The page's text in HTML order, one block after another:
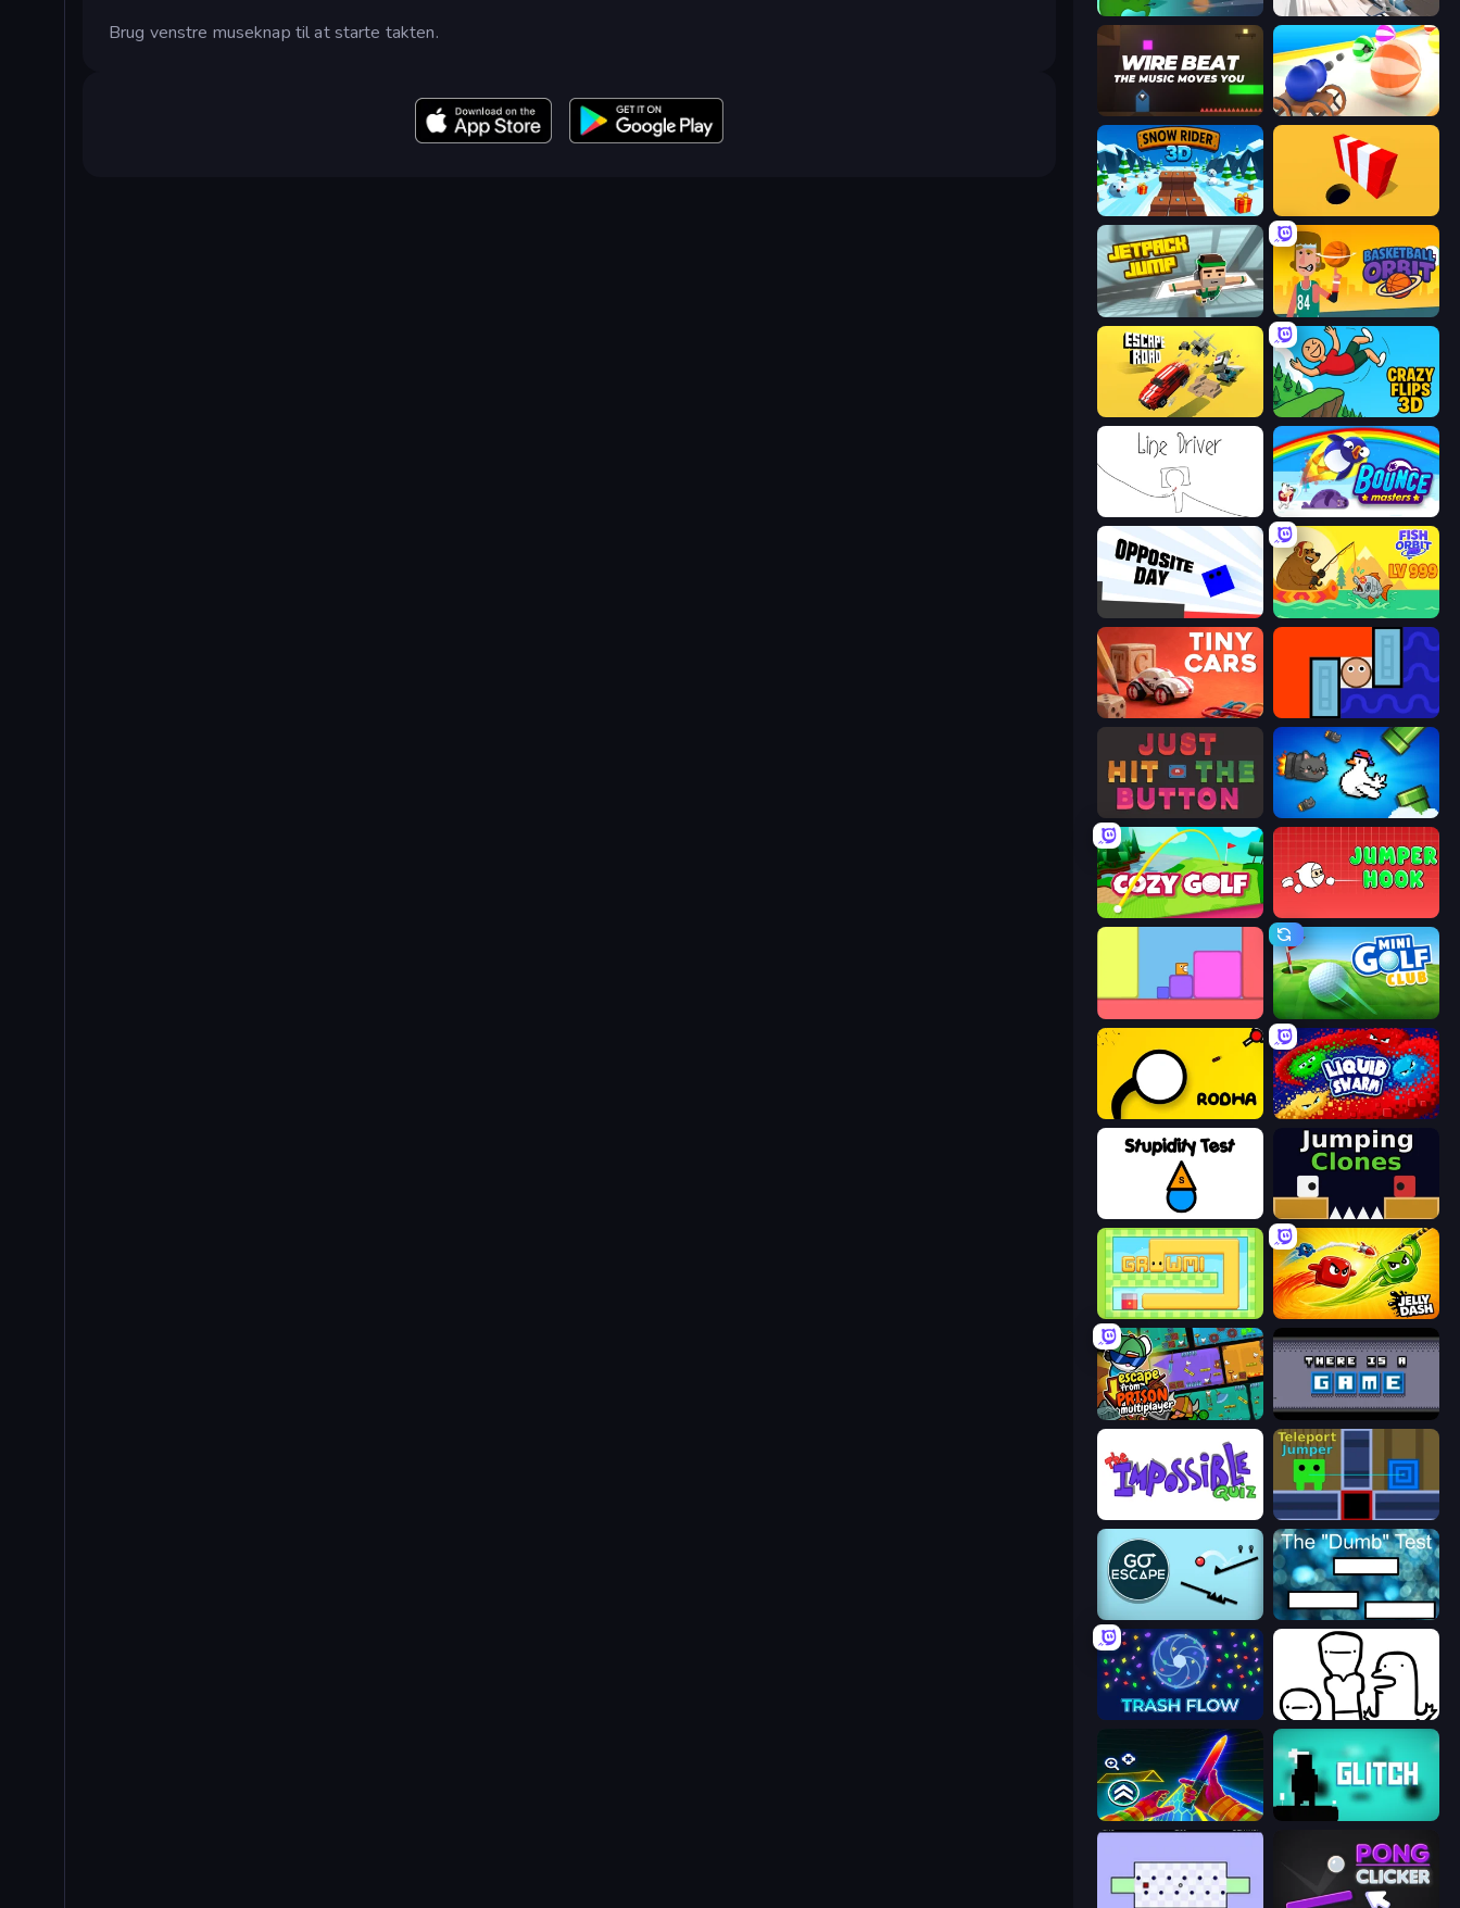
Brug venstre museknap til at starte takten.
Golf Orbit X Trench Run
Wire Beat Ball Blaster
Snow Rider 3D Color Hole
Jetpack Jump Basketball Orbit
Escape Road Crazy Flips 3D
Bouncemasters
Opposite Day Fish Orbit
Tiny Cars Lava and Aqua
Just Hit the Button Honk
Cozy Golf
Mini Golf Club
Rodha Liquid Swarm
Stupidity Test Jumping Clones
Growmi Jelly Dash
Escape From Prison Multiplayer There Is No Game
Teleport Jumper
The Dumb Test
Trash Flow I Don't Even Know
Surf GO Parkour